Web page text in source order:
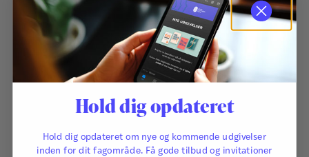
320,00kr.
Hold dig opdateret
Hold dig opdateret om nye og kommende udgivelser
inden for dit fagområde. Få gode tilbud og invitationer